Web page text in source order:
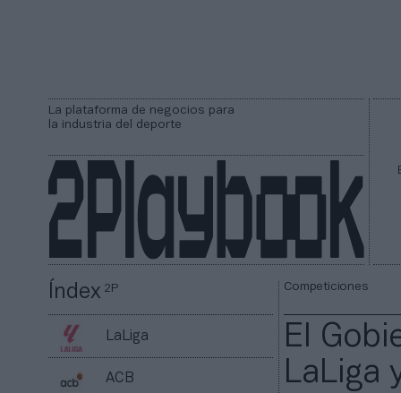
La plataforma de negocios para
la industria del deporte
Índex2P
LaLiga
ACB
Competiciones
El
LaLiga